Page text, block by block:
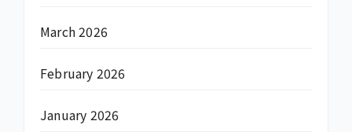
March 2026
February 2026
January 2026